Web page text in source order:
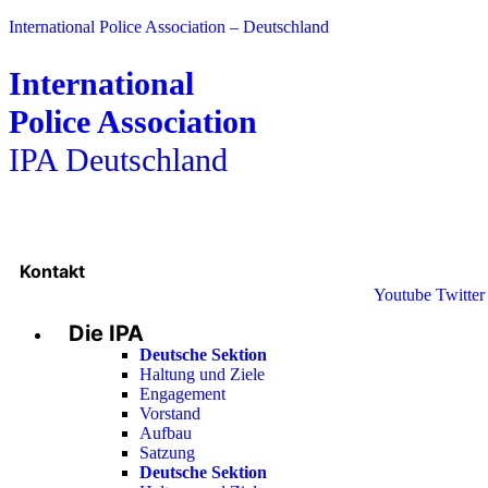
International Police Association – Deutschland
International
Police Association
IPA Deutschland
Kontakt
Youtube Twitter
Die IPA
Deutsche Sektion
Haltung und Ziele
Engagement
Vorstand
Aufbau
Satzung
Deutsche Sektion